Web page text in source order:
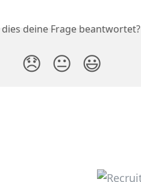
deine Frage beantwortet?
😞 😐 😃